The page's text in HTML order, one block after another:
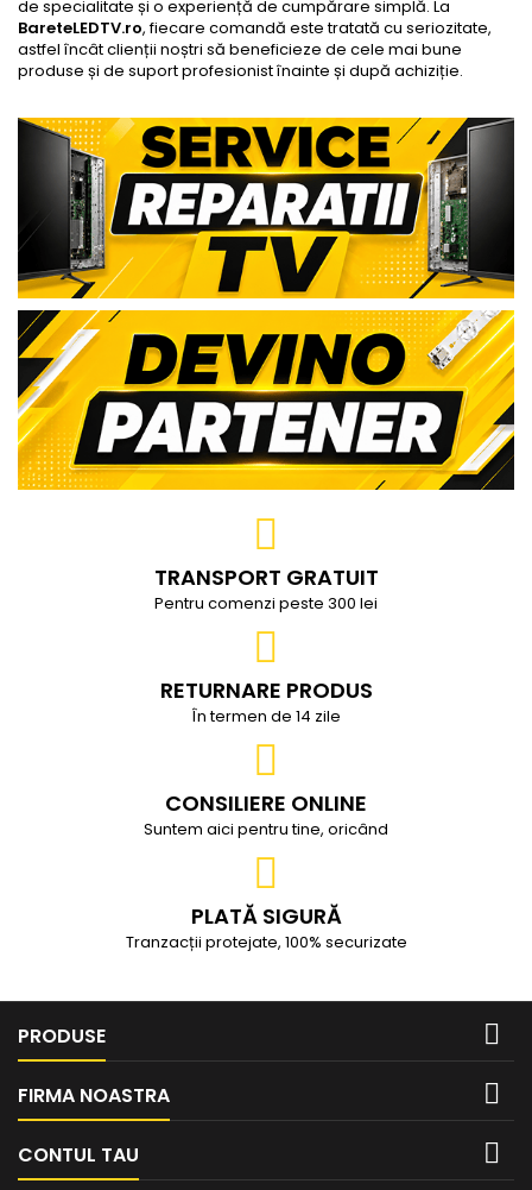
de specialitate și o experiență de cumpărare simplă. La
BareteLEDTV.ro, fiecare comandă este tratată cu seriozitate,
astfel încât clienții noștri să beneficieze de cele mai bune
produse și de suport profesionist înainte și după achiziție.
TRANSPORT GRATUIT
Pentru comenzi peste 300 lei
RETURNARE PRODUS
În termen de 14 zile
CONSILIERE ONLINE
Suntem aici pentru tine, oricând
PLATĂ SIGURĂ
Tranzacții protejate, 100% securizate
PRODUSE 
FIRMA NOASTRA 
CONTUL TAU 